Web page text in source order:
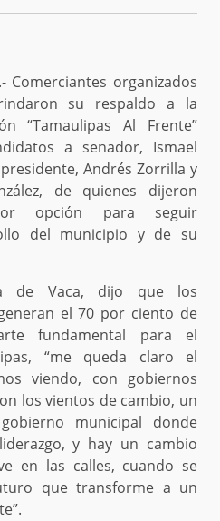
Comerciantes organizados
su respaldo a la
“Tamaulipas Al Frente”
a senador, Ismael
presidente, Andrés Zorrilla y
de quienes dijeron
opción para seguir
del municipio y de su
de Vaca, dijo que los
el 70 por ciento de
fundamental para el
“me queda claro el
viendo, con gobiernos
los vientos de cambio, un
municipal donde
y hay un cambio
en las calles, cuando se
que transforme a un